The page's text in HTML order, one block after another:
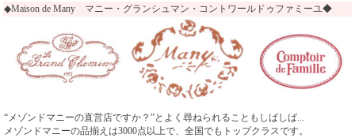
◆Maison de Many マニー・グランシュマン・コントワールドゥファミーユ◆
“メゾンドマニーの直営店ですか？”とよく尋ねられることもしばしば...
メゾンドマニーの品揃えは3000点以上で、全国でもトップクラスです。